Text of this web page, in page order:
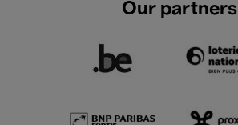
Our partners